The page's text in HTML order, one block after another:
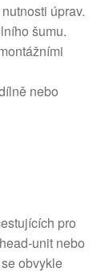
úprav.
šumu.
nebo
pro
unit nebo
obvykle